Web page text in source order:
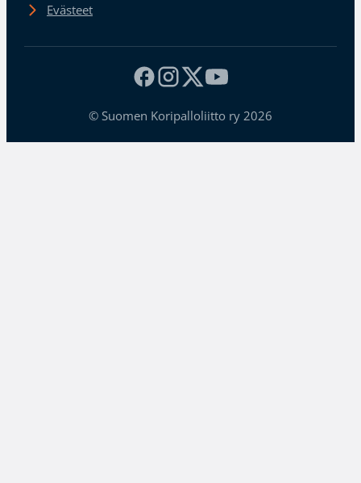
Evästeet
© Suomen Koripalloliitto ry 2026